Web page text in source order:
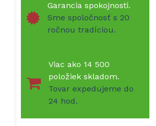
Garancia spokojnosti.
Sme spoločnosť s 20
ročnou tradíciou.
Viac ako 14 500
položiek skladom.
Tovar expedujeme do
24 hod.